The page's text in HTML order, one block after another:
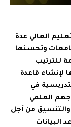
العالي عدة
وتحسنها
للترتيب
لإنشاء قاعدة
في
العلمي
والتنسيق من أجل
البيانات